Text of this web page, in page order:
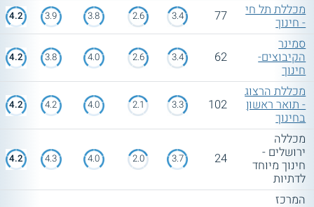
מכללת תל חי
- חינוך 77
3.4
2.6
3.8
3.9
4.2
סמינר
הקיבוצים-
חינוך
62
3.4
2.6
4.0
3.8
4.2
מכללת הרצוג
- תואר ראשון
בחינוך
102
3.3
2.1
4.0
4.2
4.2
מכללה
ירושלים -
חינוך מיוחד
לדתיות
24
3.7
2.0
4.0
4.3
4.2
המרכז